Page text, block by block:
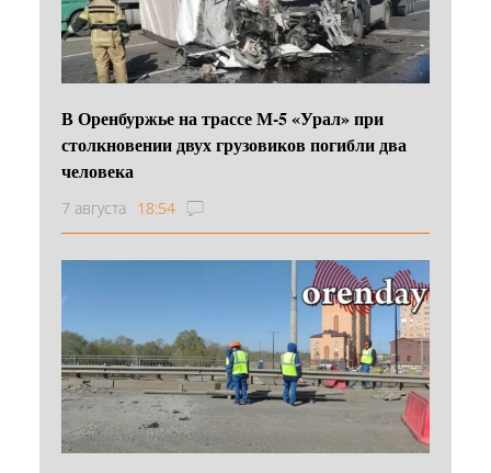
В Оренбуржье на трассе М-5 «Урал» при
столкновении двух грузовиков погибли два
человека
7 августа 18:54